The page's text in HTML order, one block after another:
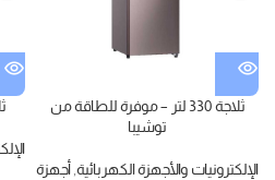
ثلاجة 330 لتر – موفرة للطاقة من
توشيبا
الإلكترونيات والأجهزة الكهربائية,أجهزة